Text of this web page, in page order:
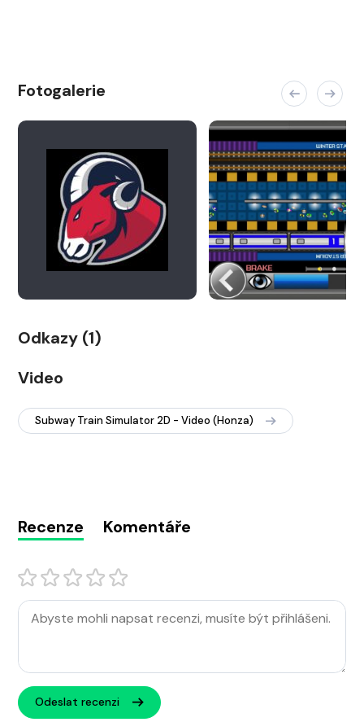
Fotogalerie
Odkazy (1)
Video
Subway Train Simulator 2D - Video (Honza)
Recenze Komentáře
Odeslat recenzi